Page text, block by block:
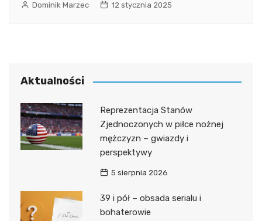
Dominik Marzec 12 stycznia 2025
Aktualności
Reprezentacja Stanów
Zjednoczonych w piłce nożnej
mężczyzn – gwiazdy i
perspektywy
5 sierpnia 2026
39 i pół – obsada serialu i
bohaterowie